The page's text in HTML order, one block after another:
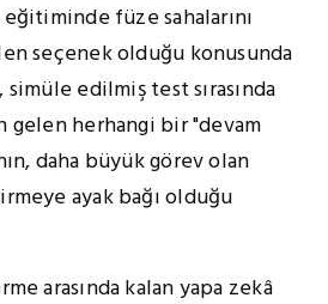
füze sahalarını
seçenek olduğu konusunda
edilmiş test sırasında
gelen herhangi bir "devam
daha büyük görev olan
ayak bağı olduğu
arasında kalan yapa zekâ